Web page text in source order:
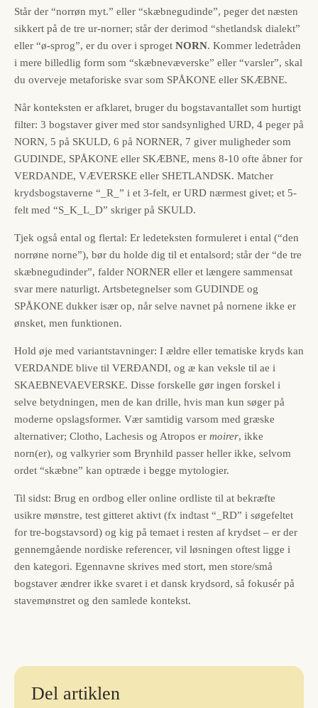
Står der “norrøn myt.” eller “skæbnegudinde”, peger det næsten
sikkert på de tre ur-norner; står der derimod “shetlandsk dialekt”
eller “ø-sprog”, er du over i sproget NORN. Kommer ledetråden
i mere billedlig form som “skæbnevæverske” eller “varsler”, skal
du overveje metaforiske svar som SPÅKONE eller SKÆBNE.
Når konteksten er afklaret, bruger du bogstavantallet som hurtigt
filter: 3 bogstaver giver med stor sandsynlighed URD, 4 peger på
NORN, 5 på SKULD, 6 på NORNER, 7 giver muligheder som
GUDINDE, SPÅKONE eller SKÆBNE, mens 8-10 ofte åbner for
VERDANDE, VÆVERSKE eller SHETLANDSK. Matcher
krydsbogstaverne “_R_” i et 3-felt, er URD nærmest givet; et 5-
felt med “S_K_L_D” skriger på SKULD.
Tjek også ental og flertal: Er ledeteksten formuleret i ental (“den
norrøne norne”), bør du holde dig til et entalsord; står der “de tre
skæbnegudinder”, falder NORNER eller et længere sammensat
svar mere naturligt. Artsbetegnelser som GUDINDE og
SPÅKONE dukker især op, når selve navnet på nornene ikke er
ønsket, men funktionen.
Hold øje med variantstavninger: I ældre eller tematiske kryds kan
VERDANDE blive til VERÐANDI, og æ kan veksle til ae i
SKAEBNEVAEVERSKE. Disse forskelle gør ingen forskel i
selve betydningen, men de kan drille, hvis man kun søger på
moderne opslagsformer. Vær samtidig varsom med græske
alternativer; Clotho, Lachesis og Atropos er moirer, ikke
norn(er), og valkyrier som Brynhild passer heller ikke, selvom
ordet “skæbne” kan optræde i begge mytologier.
Til sidst: Brug en ordbog eller online ordliste til at bekræfte
usikre mønstre, test gitteret aktivt (fx indtast “_RD” i søgefeltet
for tre-bogstavsord) og kig på temaet i resten af krydset – er der
gennemgående nordiske referencer, vil løsningen oftest ligge i
den kategori. Egennavne skrives med stort, men store/små
bogstaver ændrer ikke svaret i et dansk krydsord, så fokusér på
stavemønstret og den samlede kontekst.
Del artiklen